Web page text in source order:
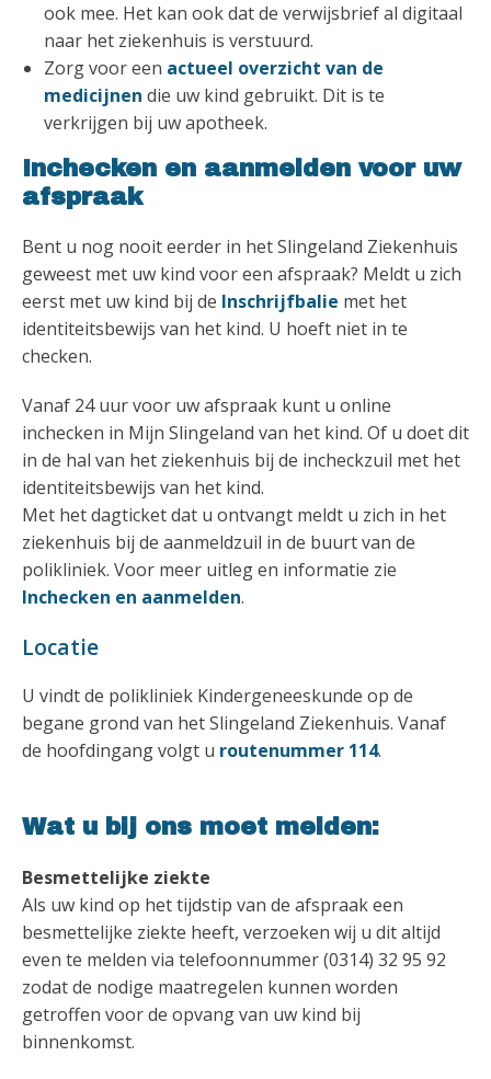
ook mee. Het kan ook dat de verwijsbrief al digitaal
naar het ziekenhuis is verstuurd.
Zorg voor een actueel overzicht van de
medicijnen die uw kind gebruikt. Dit is te
verkrijgen bij uw apotheek.
Inchecken en aanmelden voor uw
afspraak
Bent u nog nooit eerder in het Slingeland Ziekenhuis
geweest met uw kind voor een afspraak? Meldt u zich
eerst met uw kind bij de Inschrijfbalie met het
identiteitsbewijs van het kind. U hoeft niet in te
checken.
Vanaf 24 uur voor uw afspraak kunt u online
inchecken in Mijn Slingeland van het kind. Of u doet dit
in de hal van het ziekenhuis bij de incheckzuil met het
identiteitsbewijs van het kind.
Met het dagticket dat u ontvangt meldt u zich in het
ziekenhuis bij de aanmeldzuil in de buurt van de
polikliniek. Voor meer uitleg en informatie zie
Inchecken en aanmelden.
Locatie
U vindt de polikliniek Kindergeneeskunde op de
begane grond van het Slingeland Ziekenhuis. Vanaf
de hoofdingang volgt u routenummer 114.
Wat u bij ons moet melden:
Besmettelijke ziekte
Als uw kind op het tijdstip van de afspraak een
besmettelijke ziekte heeft, verzoeken wij u dit altijd
even te melden via telefoonnummer (0314) 32 95 92
zodat de nodige maatregelen kunnen worden
getroffen voor de opvang van uw kind bij
binnenkomst.